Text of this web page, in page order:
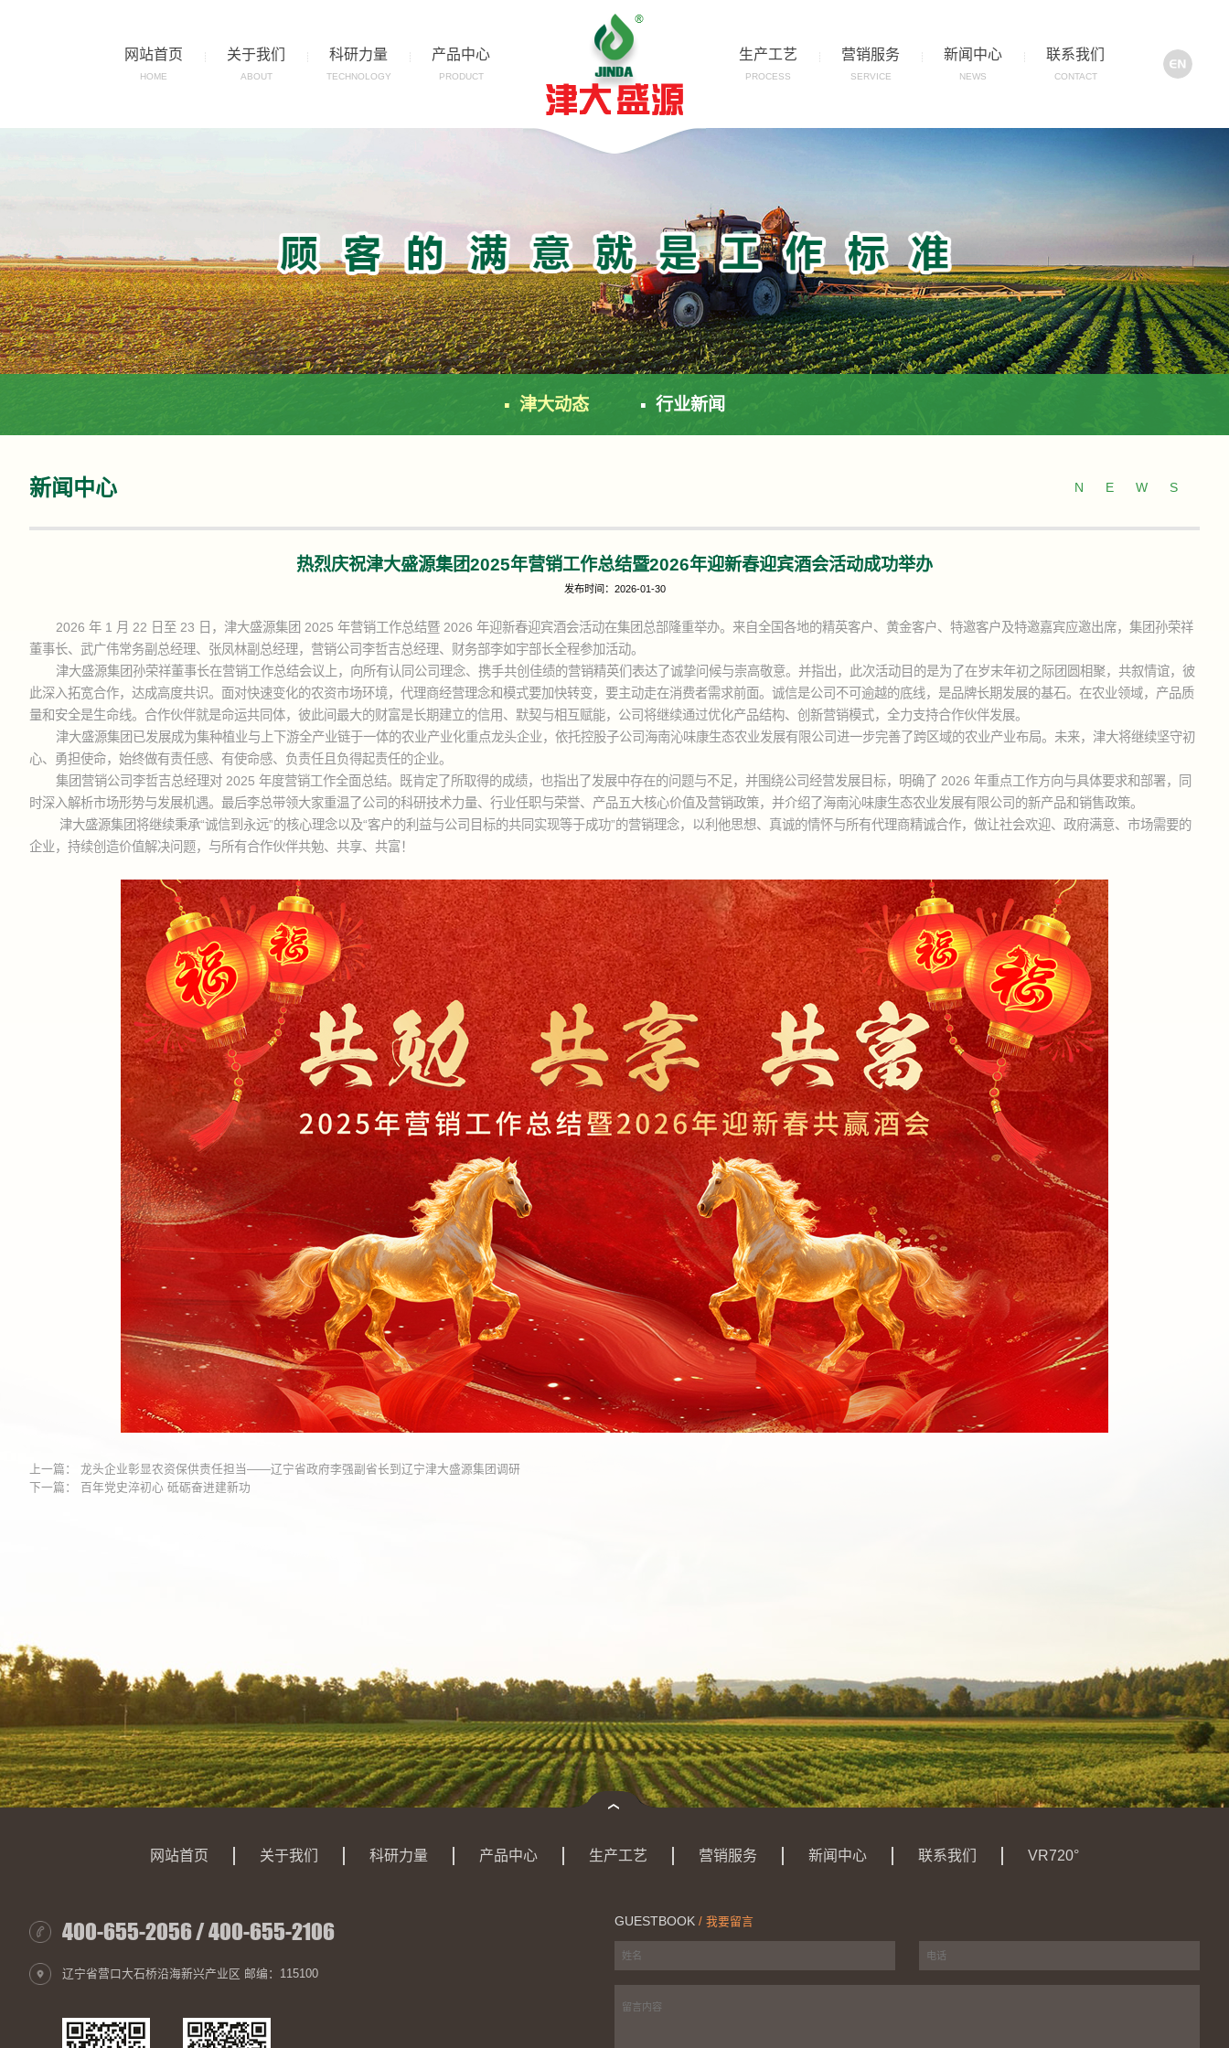
网站首页
HOME
关于我们
ABOUT
科研力量
TECHNOLOGY
产品中心
PRODUCT
生产工艺
PROCESS
营销服务
SERVICE
新闻中心
NEWS
联系我们
CONTACT
▪ 津大动态 ▪ 行业新闻
新闻中心 NEWS
热烈庆祝津大盛源集团2025年营销工作总结暨2026年迎新春迎宾酒会活动成功举办
发布时间：2026-01-30
2026 年 1 月 22 日至 23 日，津大盛源集团 2025 年营销工作总结暨 2026 年迎新春迎宾酒会活动在集团总部隆重举办。来自全国各地的精英客户、黄金客户、特邀客户及特邀嘉宾应邀出席，集团孙荣祥
董事长、武广伟常务副总经理、张凤林副总经理，营销公司李哲吉总经理、财务部李如宇部长全程参加活动。
津大盛源集团孙荣祥董事长在营销工作总结会议上，向所有认同公司理念、携手共创佳绩的营销精英们表达了诚挚问候与崇高敬意。并指出，此次活动目的是为了在岁末年初之际团圆相聚，共叙情谊，彼
此深入拓宽合作，达成高度共识。面对快速变化的农资市场环境，代理商经营理念和模式要加快转变，要主动走在消费者需求前面。诚信是公司不可逾越的底线，是品牌长期发展的基石。在农业领域，产品质
量和安全是生命线。合作伙伴就是命运共同体，彼此间最大的财富是长期建立的信用、默契与相互赋能，公司将继续通过优化产品结构、创新营销模式，全力支持合作伙伴发展。
津大盛源集团已发展成为集种植业与上下游全产业链于一体的农业产业化重点龙头企业，依托控股子公司海南沁味康生态农业发展有限公司进一步完善了跨区域的农业产业布局。未来，津大将继续坚守初
心、勇担使命，始终做有责任感、有使命感、负责任且负得起责任的企业。
集团营销公司李哲吉总经理对 2025 年度营销工作全面总结。既肯定了所取得的成绩，也指出了发展中存在的问题与不足，并围绕公司经营发展目标，明确了 2026 年重点工作方向与具体要求和部署，同
时深入解析市场形势与发展机遇。最后李总带领大家重温了公司的科研技术力量、行业任职与荣誉、产品五大核心价值及营销政策，并介绍了海南沁味康生态农业发展有限公司的新产品和销售政策。
津大盛源集团将继续秉承“诚信到永远”的核心理念以及“客户的利益与公司目标的共同实现等于成功”的营销理念，以利他思想、真诚的情怀与所有代理商精诚合作，做让社会欢迎、政府满意、市场需要的
企业，持续创造价值解决问题，与所有合作伙伴共勉、共享、共富！
上一篇： 龙头企业彰显农资保供责任担当——辽宁省政府李强副省长到辽宁津大盛源集团调研
下一篇： 百年党史淬初心 砥砺奋进建新功
网站首页 关于我们 科研力量 产品中心 生产工艺 营销服务 新闻中心 联系我们 VR720°
400-655-2056 / 400-655-2106
辽宁省营口大石桥沿海新兴产业区 邮编：115100
GUESTBOOK/ 我要留言